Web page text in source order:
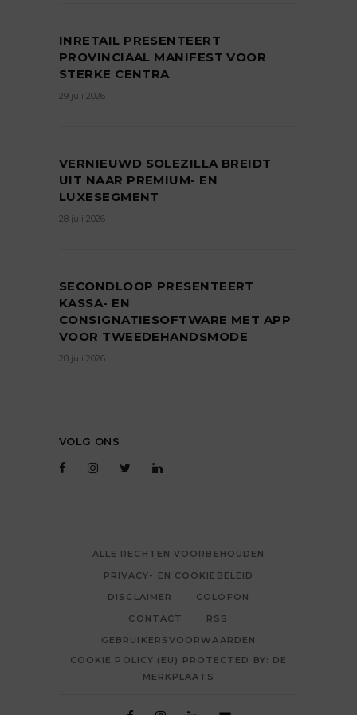
INRETAIL PRESENTEERT
PROVINCIAAL MANIFEST VOOR
STERKE CENTRA
29 juli 2026
VERNIEUWD SOLEZILLA BREIDT
UIT NAAR PREMIUM- EN
LUXESEGMENT
28 juli 2026
SECONDLOOP PRESENTEERT
KASSA- EN
CONSIGNATIESOFTWARE MET APP
VOOR TWEEDEHANDSMODE
28 juli 2026
VOLG ONS
ALLE RECHTEN VOORBEHOUDEN
PRIVACY- EN COOKIEBELEID
DISCLAIMER
COLOFON
CONTACT
RSS
GEBRUIKERSVOORWAARDEN
COOKIE POLICY (EU) PROTECTED BY: DE
MERKPLAATS